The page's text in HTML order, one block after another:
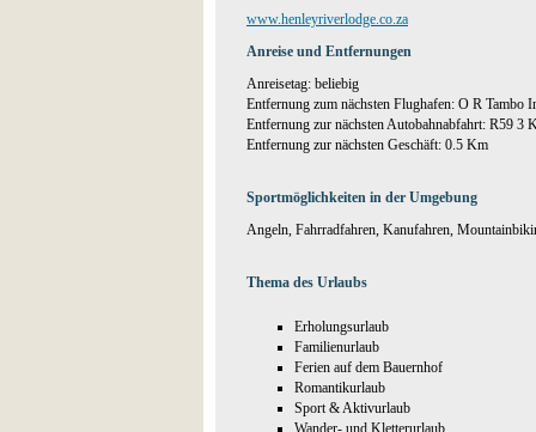
www.henleyriverlodge.co.za
Anreise und Entfernungen
Anreisetag: beliebig
Entfernung zum nächsten Flughafen: O R Tambo
Entfernung zur nächsten Autobahnabfahrt: R59 3
Entfernung zur nächsten Geschäft: 0.5 Km
Sportmöglichkeiten in der Umgebung
Angeln, Fahrradfahren, Kanufahren,
Thema des Urlaubs
Erholungsurlaub
Familienurlaub
Ferien auf dem Bauernhof
Romantikurlaub
Sport & Aktivurlaub
Wander- und Kletterurlaub